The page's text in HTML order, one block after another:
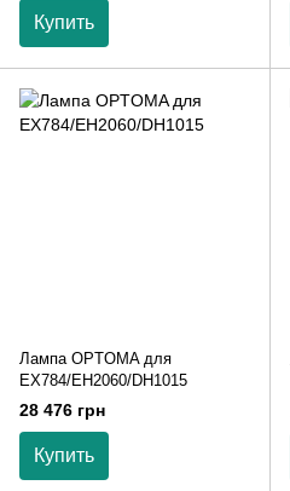
Купить
Лампа OPTOMA для
EX784/EH2060/DH1015
28 476 грн
Купить